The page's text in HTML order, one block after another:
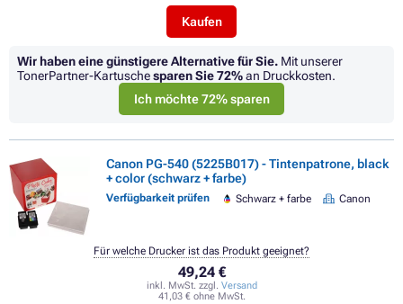
Kaufen
Wir haben eine günstigere Alternative für Sie. Mit unserer
TonerPartner-Kartuschesparen Sie72%an Druckkosten.
Ich möchte 72% sparen
Canon PG-540 (5225B017) - Tintenpatrone, black
+ color (schwarz + farbe)
Verfügbarkeit prüfen Schwarz + farbe Canon
49,24 €
inkl. MwSt. zzgl. Versand
41,03 € ohne MwSt.
Für welche Drucker ist das Produkt geeignet?